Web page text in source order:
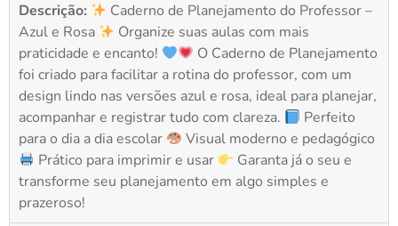
Descrição:
Caderno de Planejamento do Professor –
Azul e Rosa
Organize suas aulas com mais
praticidade e encanto!
O Caderno de Planejamento
foi criado para facilitar a rotina do professor, com um
design lindo nas versões azul e rosa, ideal para planejar,
acompanhar e registrar tudo com clareza.
Perfeito
para o dia a dia escolar
Visual moderno e pedagógico
Prático para imprimir e usar
Garanta já o seu e
transforme seu planejamento em algo simples e
prazeroso!